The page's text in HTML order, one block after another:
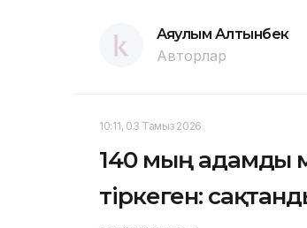
Аяулым Алтынбек
Авторлар
10:11, 03 Тамыз 2026
140 мың адамды
тіркеген: